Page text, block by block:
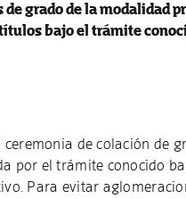
grado de la modalidad
bajo el trámite
de colación de
por el trámite conocido
Para evitar